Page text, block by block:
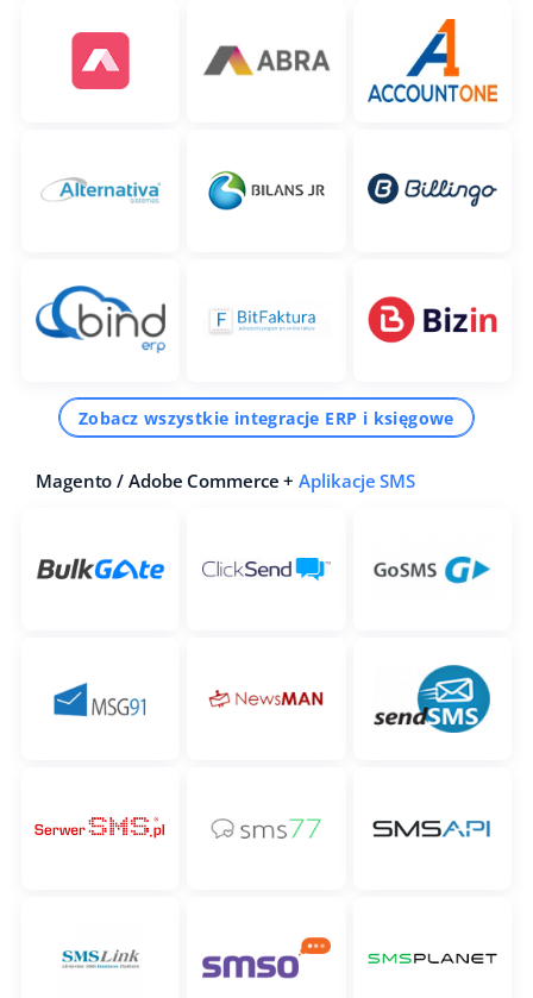
Zobacz wszystkie integracje ERP i księgowe
Magento / Adobe Commerce +Aplikacje SMS